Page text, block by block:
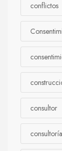
conflictos
consultor